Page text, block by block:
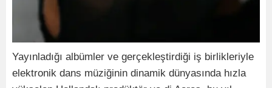
Yayınladığı albümler ve gerçekleştirdiği iş birlikleriyle
elektronik dans müziğinin dinamik dünyasında hızla